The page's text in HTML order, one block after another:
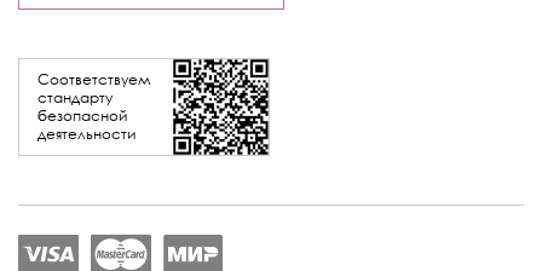
Соответствуем
стандарту
безопасной
деятельности